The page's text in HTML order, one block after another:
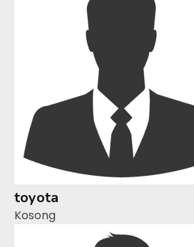
toyota
Kosong